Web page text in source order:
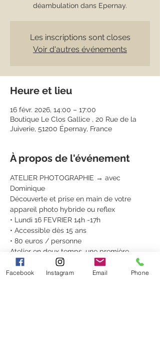
déambulation dans Epernay.
Les inscriptions sont closes
Voir d'autres événements
Heure et lieu
16 févr. 2026, 14:00 – 17:00
Boutique Le Clos Gallice , 20 Rue de la
Juiverie, 51200 Épernay, France
À propos de l'événement
ATELIER PHOTOGRAPHIE → avec
Dominique
Découverte et prise en main de votre
appareil photo hybride ou reflex
• Lundi 16 FEVRIER 14h -17h
• Accessible dès 15 ans
• 80 euros / personne
Atelier en deux temps, une première
partie théorique puis pratique au cours
d’une déambulation dans Epernay.
Facebook Instagram Email Phone